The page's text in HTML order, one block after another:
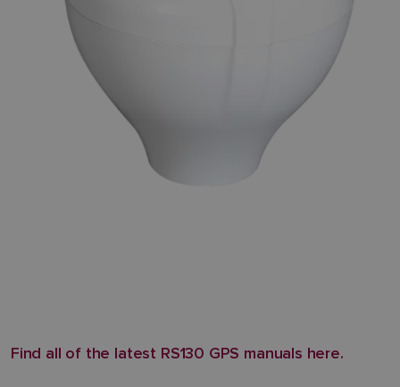
Find all of the latest RS130 GPS manuals here.